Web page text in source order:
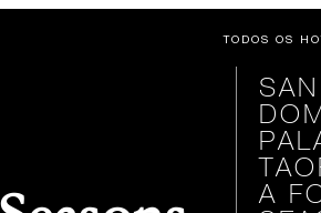
TODOS OS
SAN
A